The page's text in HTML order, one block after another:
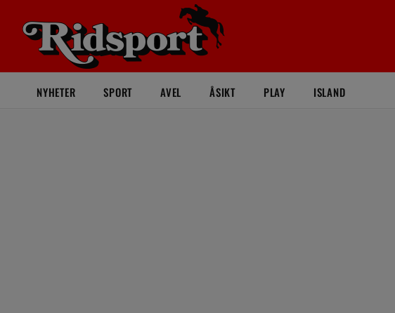
NYHETER SPORT AVEL ÅSIKT PLAY ISLAND